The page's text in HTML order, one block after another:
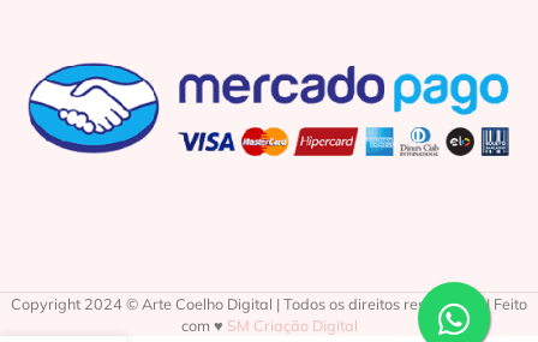
Copyright 2024 © Arte Coelho Digital | Todos os direitos reservados | Feito
com ♥ SM Criação Digital